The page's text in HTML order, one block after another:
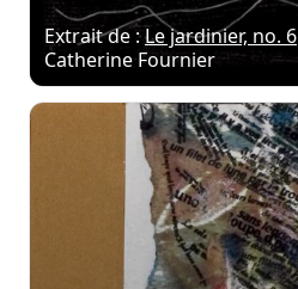
Extrait de :Le jardinier, no. 6
Catherine Fournier